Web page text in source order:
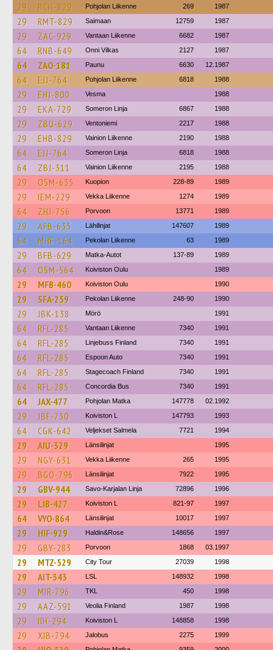
29 BCH-829 Pohjolan Liikenne 269 1987
29 RMT-829 Saimaan 12759 1987
29 ZAC-929 Vantaan Liikenne 6682 1987
64 RNB-649 Onni Vilkas 2127 1987
64 ZAO-181 Paunu 6630 12.1987
64 EJJ-764 Pohjolan Liikenne 6818 1988
29 EHJ-800 Vesma 1988
29 EKA-729 Someron Linja 6867 1988
29 ZBU-629 Ventoniemi 2217 1988
29 EHB-829 Vainion Liikenne 2190 1988
64 EJJ-764 Someron Linja 6818 1988
64 ZBJ-311 Vainion Liikenne 2195 1988
29 OSM-635 Kuopion 228-89 1989
29 IEM-229 Vekka Liikenne 1274 1989
64 ZHJ-756 Porvoon 13771 1989
29 AFB-635 Lähilinjat 147607 1989
64 MHF-164 Pekolan Liikenne 63 1989
29 BFB-629 Matka-Autot 137-89 1989
64 OSM-564 Koiviston Oulu 1989
29 MFB-460 Koiviston Oulu 1990
29 SFA-259 Pekolan Liikenne 248-90 1990
29 JBK-138 Mörö 1991
64 RFL-285 Vantaan Liikenne 7340 1991
64 RFL-285 Linjebuss Finland 7340 1991
64 RFL-285 Espoon Auto 7340 1991
64 RFL-285 Stagecoach Finland 7340 1991
64 RFL-285 Concordia Bus 7340 1991
64 JAX-477 Pohjolan Matka 147778 02.1992
29 JBF-730 Koiviston L 147793 1993
64 CGK-642 Veljekset Salmela 7721 1994
29 AIU-329 Länsilinjat 1995
29 NGY-631 Vekka Liikenne 265 1995
29 BGO-796 Länsilinjat 7922 1995
29 GBV-944 Savo-Karjalan Linja 72896 1996
29 LIB-427 Koiviston L 821-97 1997
64 VYO-864 Länsilinjat 10017 1997
29 HIF-929 Haldin&Rose 148656 1997
29 GBY-283 Porvoon 1868 03.1997
29 MTZ-529 City Tour 27039 1998
29 AIT-343 LSL 148932 1998
29 MIR-796 TKL 450 1998
29 AAZ-591 Veolia Finland 1987 1998
29 IIH-294 Koiviston L 148858 1998
29 XIB-794 Jalobus 2275 1999